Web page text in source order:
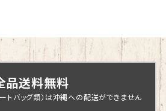
品送料無料
トバッグ類）は沖縄への配送ができません